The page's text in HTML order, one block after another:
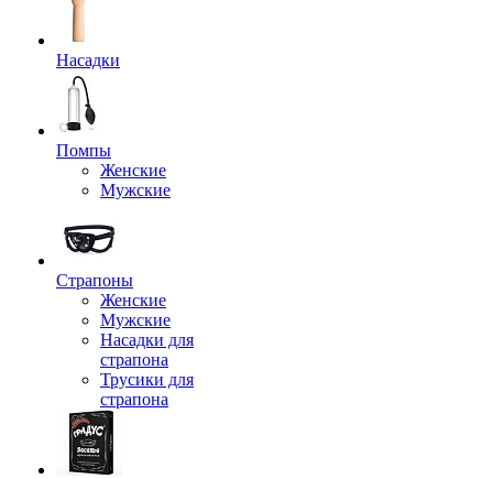
Насадки
Помпы
Женские
Мужские
Страпоны
Женские
Мужские
Насадки для
страпона
Трусики для
страпона